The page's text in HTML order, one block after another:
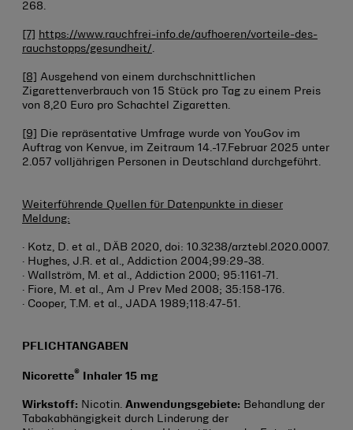
268.
[7]
https://www.rauchfrei-info.de/aufhoeren/vorteile-des-
rauchstopps/gesundheit/
[8] Ausgehend von einem durchschnittlichen
Zigarettenverbrauch von 15 Stück pro Tag zu einem Preis
von 8,20 Euro pro Schachtel Zigaretten.
[9]
Die repräsentative Umfrage wurde von YouGov im
Auftrag von Kenvue, im Zeitraum 14.-17.Februar 2025 unter
2.057 volljährigen Personen in Deutschland durchgeführt.
Weiterführende Quellen für Datenpunkte in dieser
Meldung:
· Kotz, D. et al., DÄB 2020, doi: 10.3238/arztebl.2020.0007.
· Hughes, J.R. et al., Addiction 2004;99:29-38.
· Wallström, M. et al., Addiction 2000; 95:1161-71.
· Fiore, M. et al., Am J Prev Med 2008; 35:158-176.
· Cooper, T.M. et al., JADA 1989;118:47-51.
PFLICHTANGABEN
Nicorette® Inhaler 15 mg
Wirkstoff: Nicotin. Anwendungsgebiete: Behandlung der
Tabakabhängigkeit durch Linderung der